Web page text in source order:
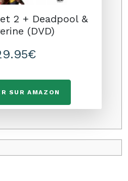
2 + Deadpool &
(DVD)
SUR AMAZON